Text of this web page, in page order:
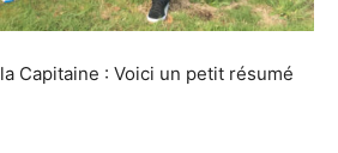
Capitaine : Voici un petit résumé